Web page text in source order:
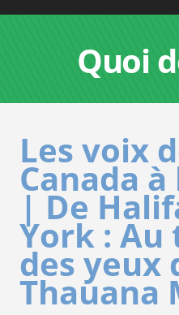
Quoi
Les voix
Canada à
| De
York : Au
des yeux
Thauana